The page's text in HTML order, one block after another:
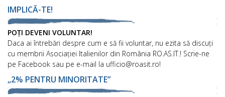
IMPLICĂ-TE!
POȚI DEVENI VOLUNTAR!
Daca ai întrebări despre cum e să fii voluntar, nu ezita să discuți
cu membrii Asociației Italienilor din România RO.AS.IT.! Scrie-ne
pe Facebook sau pe e-mail la ufficio@roasit.ro!
„2% PENTRU MINORITATE”